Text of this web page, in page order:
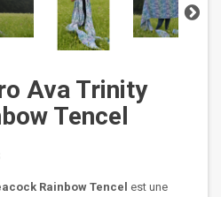
Ava Trinity
Tencel
Rainbow Tencel est une